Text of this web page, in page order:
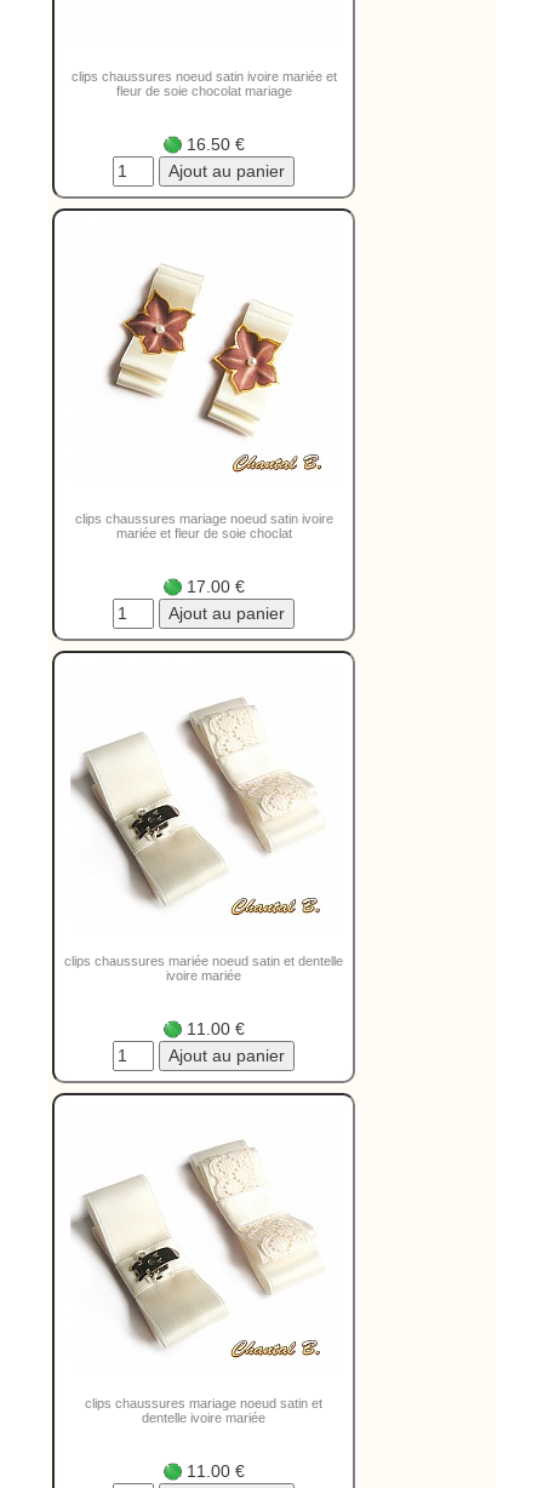
clips chaussures noeud satin ivoire mariée et
fleur de soie chocolat mariage
16.50 €
clips chaussures mariage noeud satin ivoire
mariée et fleur de soie choclat
17.00 €
clips chaussures mariée noeud satin et dentelle
ivoire mariée
11.00 €
clips chaussures mariage noeud satin et
dentelle ivoire mariée
11.00 €